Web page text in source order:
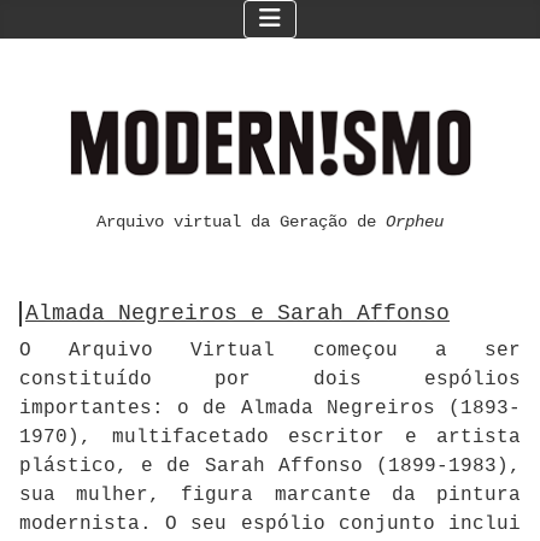
Arquivo virtual da Geração de Orpheu
Almada Negreiros e Sarah Affonso
O Arquivo Virtual começou a ser
constituído por dois espólios
importantes: o de Almada Negreiros (1893-
1970), multifacetado escritor e artista
plástico, e de Sarah Affonso (1899-1983),
sua mulher, figura marcante da pintura
modernista. O seu espólio conjunto inclui